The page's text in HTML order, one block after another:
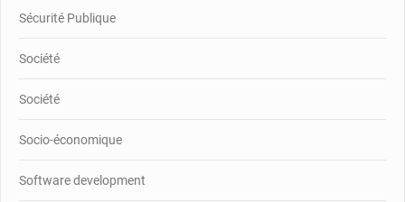
Sécurité Publique
Société
Société
Socio-économique
Software development